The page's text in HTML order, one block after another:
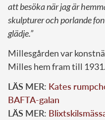
att besöka när jag är
skulpturer och porlande
glädje.”
Millesgården var
Milles hem fram till 1931.
LÄS MER: Kates
BAFTA-galan
LÄS MER: